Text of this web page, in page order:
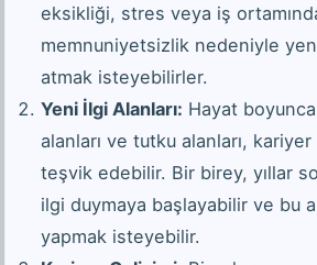
eksikliği, stres veya iş
memnuniyetsizlik nedeniyle
atmak isteyebilirler.
Yeni İlgi Alanları: Hayat
alanları ve tutku alanları,
teşvik edebilir. Bir birey, yıllar
ilgi duymaya başlayabilir ve bu
yapmak isteyebilir.